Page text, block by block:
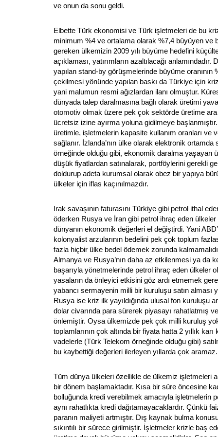
ve onun da sonu geldi.
Elbette Türk ekonomisi ve Türk işletmeleri de bu
minimum %4 ve ortalama olarak %7,4 büyüyen ve
gereken ülkemizin 2009 yılı büyüme hedefini
açıklaması, yatırımların azaltılacağı
yapılan stand-by görüşmelerinde büyüme oranının
çekilmesi yönünde yapılan baskı da Türkiye için
yani malumun resmi ağızlardan ilanı olmuştur.
dünyada talep daralmasına bağlı olarak üretimi
otomotiv olmak üzere pek çok sektörde üretime ara
ücretsiz izine ayırma yoluna gidilmeye
üretimle, işletmelerin kapasite kullanım oranları ve
sağlanır. İzlanda’nın ülke olarak elektronik ortamda
örneğinde olduğu gibi, ekonomik daralma yaşayan
düşük fiyatlardan satınalarak, portföylerini gerekli
doldurup adeta kurumsal olarak obez bir yapıya
ülkeler için iflas kaçınılmazdır.
Irak savaşının faturasını Türkiye gibi petrol ithal
öderken Rusya ve İran gibi petrol ihraç eden ülkeler
dünyanın ekonomik değerleri el değiştirdi. Yani
kolonyalist arzularının bedelini pek çok toplum
fazla hiçbir ülke bedel ödemek zorunda
Almanya ve Rusya’nın daha az etkilenmesi ya da
başarıyla yönetmelerinde petrol ihraç eden ülkeler
yasaların da önleyici etkisini göz ardı etmemek
yabancı sermayenin milli bir kuruluşu satın alması
Rusya ise kriz ilk yayıldığında ulusal fon kuruluşu
dolar civarında para sürerek piyasayı rahatlatmış
önlemiştir. Oysa ülkemizde pek çok milli kuruluş
toplamlarının çok altında bir fiyata hatta 2 yıllık karı
vadelerle (Türk Telekom örneğinde olduğu gibi)
bu kaybettiği değerleri ilerleyen yıllarda çok aramaz.
Tüm dünya ülkeleri özellikle de ülkemiz işletmeleri
bir dönem başlamaktadır. Kısa bir süre öncesine
bolluğunda kredi verebilmek amacıyla işletmelerin
aynı rahatlıkta kredi dağıtamayacaklardır. Çünkü
paranın maliyeti artmıştır. Dış kaynak bulma
sıkıntılı bir sürece girilmiştir. İşletmeler krizle baş